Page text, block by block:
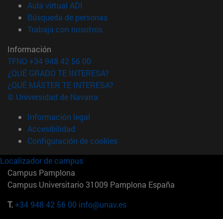
Aula virtual ADI
Búsqueda de personas(abre en nueva ventana)
Trabaja con nosotros(abre en nueva ventana)
Información
TFNO +34 948 42 56 00
¿QUÉ GRADO TE INTERESA?
¿QUÉ MÁSTER TE INTERESA?
© Universidad de Navarra
Información legal
Accesibilidad
Configuración de cookies
Localizador de campus
Campus Pamplona
Campus Universitario 31009 Pamplona España
T.+34 948 42 56 00 info@unav.es